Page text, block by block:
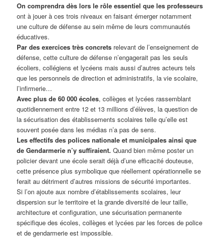
On comprendra dès lors le rôle essentiel que les professeurs
ont à jouer à ces trois niveaux en faisant émerger notamment
une culture de défense au sein même de leurs communautés
éducatives.
Par des exercices très concrets relevant de l’enseignement de
défense, cette culture de défense n’engagerait pas les seuls
écoliers, collégiens et lycéens mais aussi d’autres acteurs tels
que les personnels de direction et administratifs, la vie scolaire,
l’infirmerie…
Avec plus de 60 000 écoles, collèges et lycées rassemblant
quotidiennement entre 12 et 13 millions d’élèves, la question de
la sécurisation des établissements scolaires telle qu’elle est
souvent posée dans les médias n’a pas de sens.
Les effectifs des polices nationale et municipales ainsi que
de Gendarmerie n’y suffiraient.Quand bien même poster un
policier devant une école serait déjà d’une efficacité douteuse,
cette présence plus symbolique que réellement opérationnelle se
ferait au détriment d’autres missions de sécurité importantes.
Si l’on ajoute aux nombre d’établissements scolaires, leur
dispersion sur le territoire et la grande diversité de leur taille,
architecture et configuration, une sécurisation permanente
spécifique des écoles, collèges et lycées par les forces de police
et de gendarmerie est impossible.